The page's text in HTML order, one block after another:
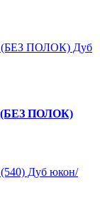
(БЕЗ ПОЛОК)